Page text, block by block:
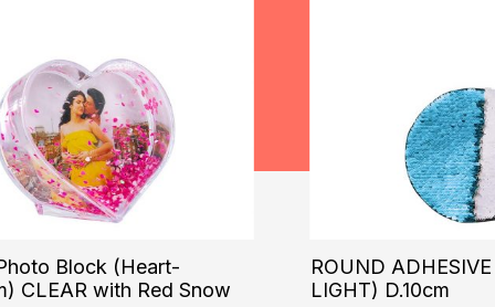
Block (Heart-
CLEAR with Red Snow
ROUND
LIGHT) D.10cm